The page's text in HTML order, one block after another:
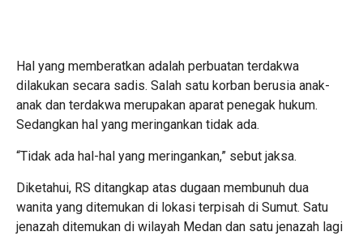
Hal yang memberatkan adalah perbuatan terdakwa
dilakukan secara sadis. Salah satu korban berusia anak-
anak dan terdakwa merupakan aparat penegak hukum.
Sedangkan hal yang meringankan tidak ada.
“Tidak ada hal-hal yang meringankan,” sebut jaksa.
Diketahui, RS ditangkap atas dugaan membunuh dua
wanita yang ditemukan di lokasi terpisah di Sumut. Satu
jenazah ditemukan di wilayah Medan dan satu jenazah lagi